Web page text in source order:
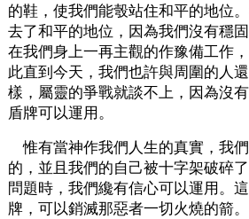
的鞋，使我們能彀站住和平的地位
去了和平的地位，因為我們沒有穩
在我們身上一再主觀的作豫備工作
此直到今天，我們也許與周圍的人
樣，屬靈的爭戰就談不上，因為沒
盾牌可以運用。
惟有當神作我們人生的真實，我
的，並且我們的自己被十字架破碎
問題時，我們纔有信心可以運用。
牌，可以銷滅那惡者一切火燒的箭。